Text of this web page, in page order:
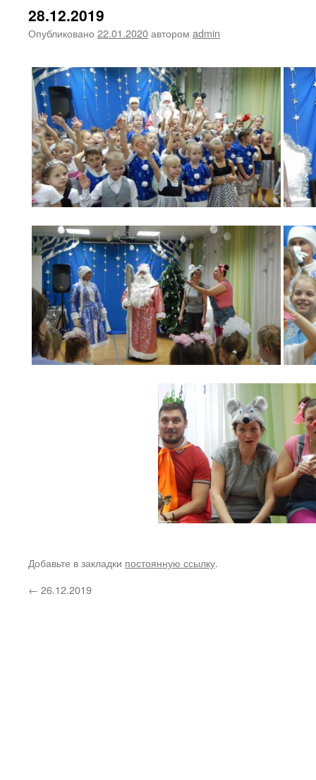
28.12.2019
Опубликовано 22.01.2020автором admin
Добавьте в закладки постоянную ссылку.
← 26.12.2019